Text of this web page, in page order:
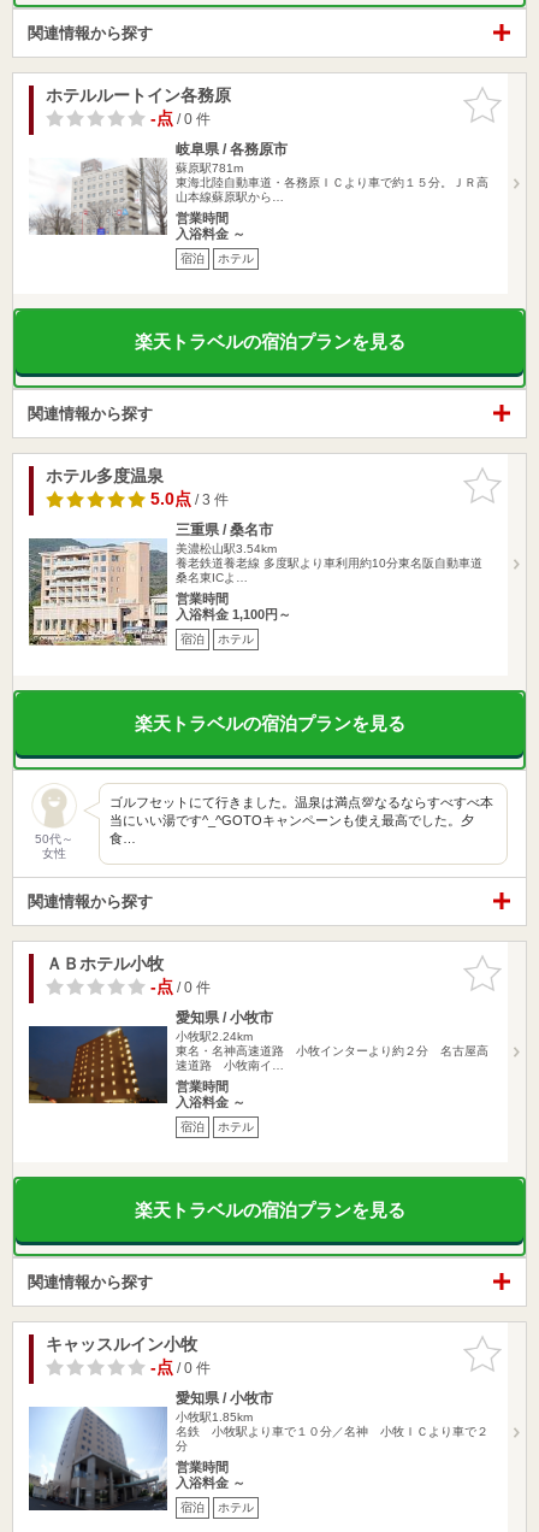
関連情報から探す
お気に入
りに追加
ホテルルートイン各務原
-点/ 0 件
岐阜県 / 各務原市
蘇原駅781m
東海北陸自動車道・各務原ＩＣより車で約１５分。ＪＲ高
山本線蘇原駅から…
営業時間
入浴料金 ～
宿泊 ホテル
楽天トラベルの宿泊プランを見る
関連情報から探す
お気に入
りに追加
ホテル多度温泉
5.0点/ 3 件
三重県 / 桑名市
美濃松山駅3.54km
養老鉄道養老線 多度駅より車利用約10分東名阪自動車道
桑名東ICよ…
営業時間
入浴料金 1,100円～
宿泊 ホテル
楽天トラベルの宿泊プランを見る
50代～
女性
ゴルフセットにて行きました。温泉は満点💯なるならすべすべ本
当にいい湯です^_^GOTOキャンペーンも使え最高でした。夕
食…
関連情報から探す
お気に入
りに追加
ＡＢホテル小牧
-点/ 0 件
愛知県 / 小牧市
小牧駅2.24km
東名・名神高速道路 小牧インターより約２分 名古屋高
速道路 小牧南イ…
営業時間
入浴料金 ～
宿泊 ホテル
楽天トラベルの宿泊プランを見る
関連情報から探す
お気に入
りに追加
キャッスルイン小牧
-点/ 0 件
愛知県 / 小牧市
小牧駅1.85km
名鉄 小牧駅より車で１０分／名神 小牧ＩＣより車で２
分
営業時間
入浴料金 ～
宿泊 ホテル